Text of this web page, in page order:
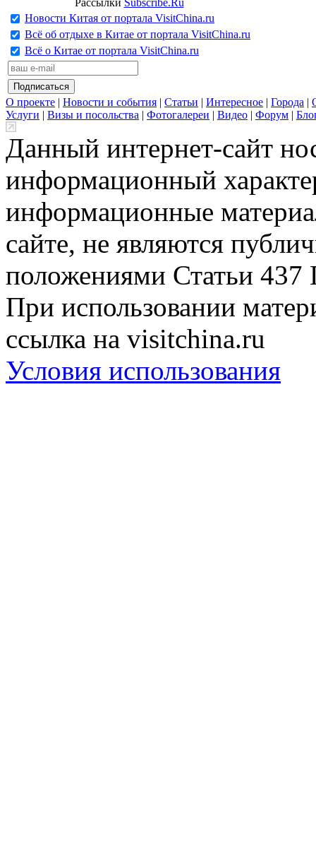
Новости Китая от портала VisitChina.ru
Всё об отдыхе в Китае от портала VisitChina.ru
Всё о Китае от портала VisitChina.ru
О проекте | Новости и события | Статьи | Интересное | Города |
Услуги | Визы и посольства | Фотогалереи | Видео | Форум |
Данный интернет-сайт
информационный
информационные
сайте, не являются
положениями Статьи 437
При использовании
ссылка на visitchina.ru
Условия использования